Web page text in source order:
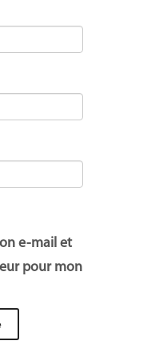
e-mail et
pour mon